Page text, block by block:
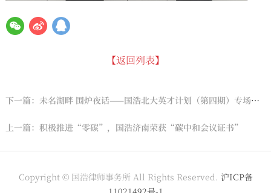
【返回列表】
下一篇：未名湖畔 围炉夜话——国浩北大英才计划（第四期）专场读书会侧记
上一篇：积极推进“零碳”，国浩济南荣获“碳中和会议证书”
Copyright © 国浩律师事务所 All Rights Reserved. 沪ICP备